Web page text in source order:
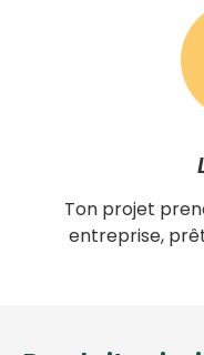
Ton projet
entreprise,